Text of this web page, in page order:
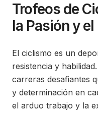
Trofeos de
la Pasión y
El ciclismo es un
resistencia y
carreras desafiantes
y ​​determinación en
el arduo trabajo y la